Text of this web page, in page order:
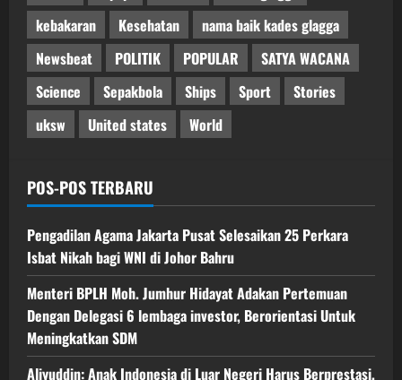
kebakaran
Kesehatan
nama baik kades glagga
Newsbeat
POLITIK POPULAR
SATYA WACANA
Science
Sepakbola Ships Sport
Stories
uksw
United states World
POS-POS TERBARU
Pengadilan Agama Jakarta Pusat Selesaikan 25 Perkara
Isbat Nikah bagi WNI di Johor Bahru
Menteri BPLH Moh. Jumhur Hidayat Adakan Pertemuan
Dengan Delegasi 6 lembaga investor, Berorientasi Untuk
Meningkatkan SDM
Aliyuddin: Anak Indonesia di Luar Negeri Harus Berprestasi,